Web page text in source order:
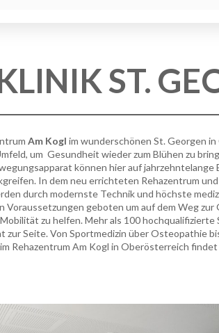
ST.
Am Kogl im wunderschönen St. Georgen
um Gesundheit wieder zum Blühen zu
können hier auf jahrzehntelange
In dem neu errichteten Rehazentrum und
durch modernste Technik und höchste
Voraussetzungen geboten um auf dem Weg zur
zu helfen. Mehr als 100 hochqualifizierte
zur Seite. Von Sportmedizin über Osteopathie
Rehazentrum Am Kogl in Oberösterreich findet